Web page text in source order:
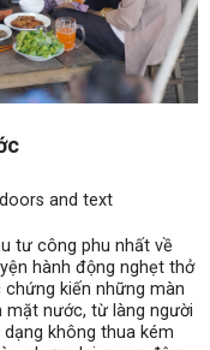
tư công phu nhất về
hành động nghẹt thở
kiến những màn
nước, từ làng người
không thua kém